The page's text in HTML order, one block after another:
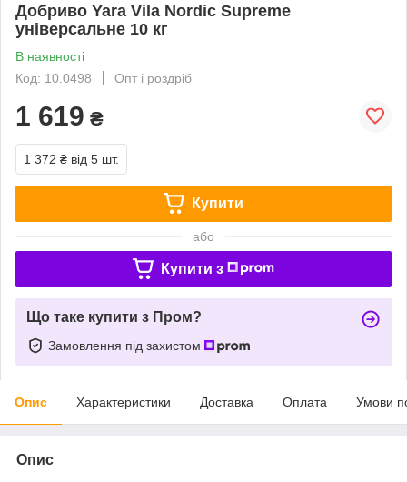
Добриво Yara Vila Nordic Supreme
універсальне 10 кг
В наявності
Код: 10.0498
Опт і роздріб
1 619 ₴
1 372 ₴ від 5 шт.
Купити
або
Купити з
Що таке купити з Пром?
Замовлення під захистом
Опис Характеристики Доставка Оплата Умови
Опис